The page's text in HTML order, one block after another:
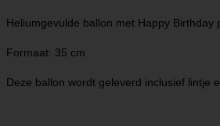
Heliumgevulde ballon met Happy Birthday
Formaat: 35 cm
Deze ballon wordt geleverd inclusief lintje